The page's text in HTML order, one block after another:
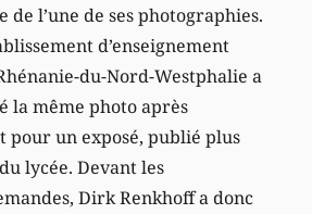
de l’une de ses photographies.
d’enseignement
du-Nord-Westphalie a
la même photo après
pour un exposé, publié plus
lycée. Devant les
Dirk Renkhoff a donc